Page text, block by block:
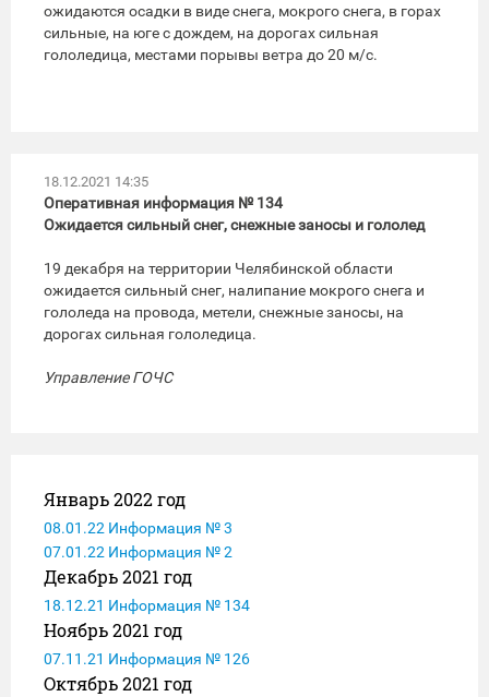
ожидаются осадки в виде снега, мокрого снега, в горах
сильные, на юге с дождем, на дорогах сильная
гололедица, местами порывы ветра до 20 м/с.
18.12.2021 14:35
Оперативная информация № 134
Ожидается сильный снег, снежные заносы и гололед
19 декабря на территории Челябинской области
ожидается сильный снег, налипание мокрого снега и
гололеда на провода, метели, снежные заносы, на
дорогах сильная гололедица.
Управление ГОЧС
Январь 2022 год
08.01.22 Информация № 3
07.01.22 Информация № 2
Декабрь 2021 год
18.12.21 Информация № 134
Ноябрь 2021 год
07.11.21 Информация № 126
Октябрь 2021 год